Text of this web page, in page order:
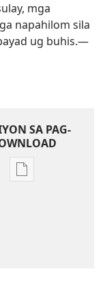
mga
napahilom sila
ug buhis.​—
SA PAG-
Opsiyon